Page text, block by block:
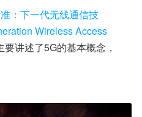
准：下一代无线通信技
Wireless Access
要讲述了5G的基本概念，